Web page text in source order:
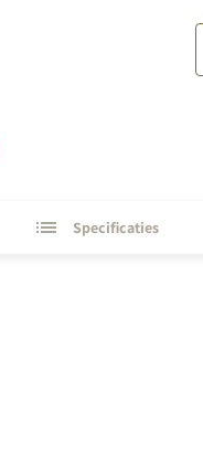
Specificaties